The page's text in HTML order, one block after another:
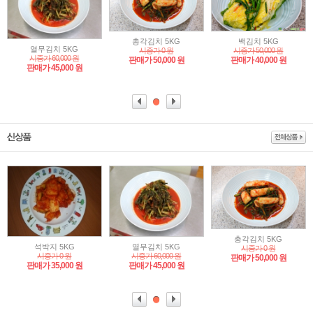
열무김치 5KG
시중가 60,000 원
판매가 45,000 원
총각김치 5KG
시중가 0 원
판매가 50,000 원
백김치 5KG
시중가 50,000 원
판매가 40,000 원
석박지 5KG
시중가 0 원
판매가 35,000 원
열무김치 5KG
시중가 60,000 원
판매가 45,000 원
총각김치 5KG
시중가 0 원
판매가 50,000 원